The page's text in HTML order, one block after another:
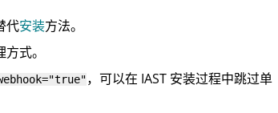
代安装方法。
式。
，可以在 IAST 安装过程中跳过单